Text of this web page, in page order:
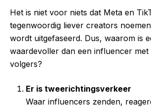
Het is niet voor niets dat Meta en
tegenwoordig liever creators
wordt uitgefaseerd. Dus, waarom is
waardevoller dan een influencer met
volgers?
Er is tweerichtingsverkeer
Waar influencers zenden,